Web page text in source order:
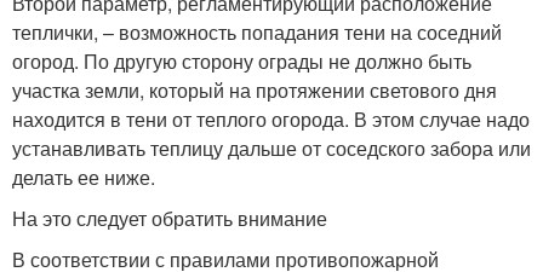
теплички, – возможность попадания тени на соседний
огород. По другую сторону ограды не должно быть
участка земли, который на протяжении светового дня
находится в тени от теплого огорода. В этом случае надо
устанавливать теплицу дальше от соседского забора или
делать ее ниже.
На это следует обратить внимание
В соответствии с правилами противопожарной